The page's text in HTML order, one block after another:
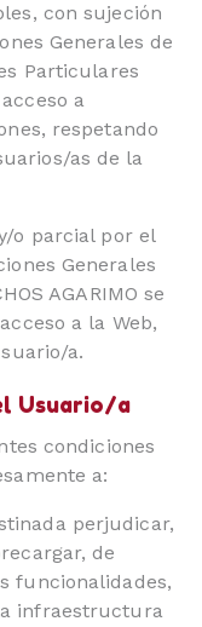
con sujeción
Generales de
Particulares
a
respetando
as de la
o parcial por el
Generales
AGARIMO se
a la Web,
a.
Usuario/a
condiciones
a:
perjudicar,
de
funcionalidades,
infraestructura